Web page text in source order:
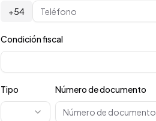
+54
Condición fiscal
Tipo Número de documento